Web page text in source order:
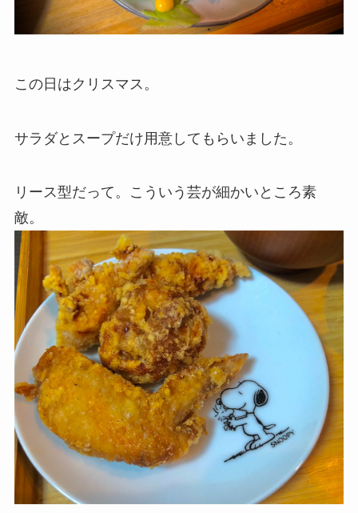
この日はクリスマス。
サラダとスープだけ用意してもらいました。
リース型だって。こういう芸が細かいところ素
敵。